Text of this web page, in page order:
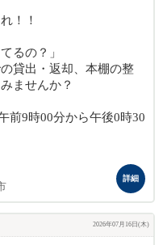
！！
るの？」
貸出・返却、本棚の整
ませんか？
9時00分から午後0時30
詳細
2026年07月16日(木)